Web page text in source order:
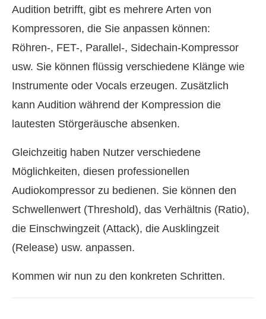
Audition betrifft, gibt es mehrere Arten von
Kompressoren, die Sie anpassen können:
Röhren-, FET-, Parallel-, Sidechain-Kompressor
usw. Sie können flüssig verschiedene Klänge wie
Instrumente oder Vocals erzeugen. Zusätzlich
kann Audition während der Kompression die
lautesten Störgeräusche absenken.
Gleichzeitig haben Nutzer verschiedene
Möglichkeiten, diesen professionellen
Audiokompressor zu bedienen. Sie können den
Schwellenwert (Threshold), das Verhältnis (Ratio),
die Einschwingzeit (Attack), die Ausklingzeit
(Release) usw. anpassen.
Kommen wir nun zu den konkreten Schritten.